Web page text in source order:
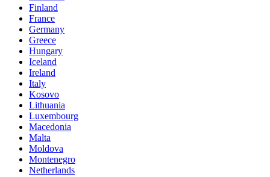
Finland
France
Germany
Greece
Hungary
Iceland
Ireland
Italy
Kosovo
Lithuania
Luxembourg
Macedonia
Malta
Moldova
Montenegro
Netherlands